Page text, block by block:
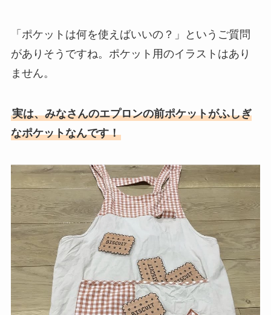
「ポケットは何を使えばいいの？」というご質問
がありそうですね。ポケット用のイラストはあり
ません。
実は、みなさんのエプロンの前ポケットがふしぎ
なポケットなんです！